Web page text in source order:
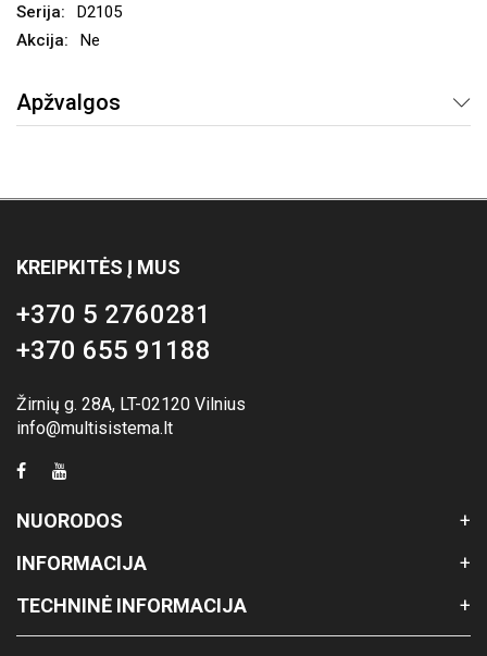
D2105
Ne
Apžvalgos
KREIPKITĖS Į MUS
+370 5 2760281
+370 655 91188
Žirnių g. 28A, LT-02120 Vilnius
info@multisistema.lt
NUORODOS
INFORMACIJA
TECHNINĖ INFORMACIJA